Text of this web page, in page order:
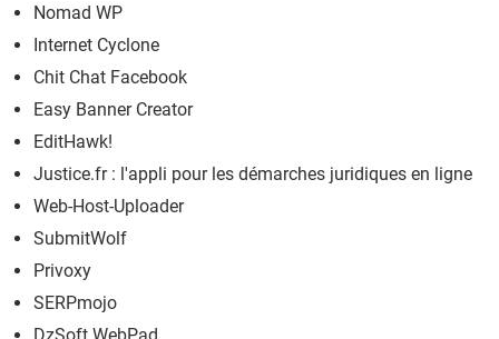
Nomad WP
Internet Cyclone
Chit Chat Facebook
Easy Banner Creator
EditHawk!
Justice.fr : l'appli pour les démarches juridiques en ligne
Web-Host-Uploader
SubmitWolf
Privoxy
SERPmojo
DzSoft WebPad